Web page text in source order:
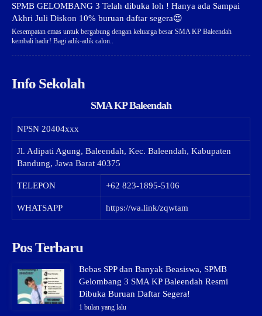
SPMB GELOMBANG 3 Telah dibuka loh ! Hanya ada Sampai
Akhri Juli Diskon 10% buruan daftar segera😍
Kesempatan emas untuk bergabung dengan keluarga besar SMA KP Baleendah
kembali hadir! Bagi adik-adik calon..
Info Sekolah
SMA KP Baleendah
NPSN 20404xxx
Jl. Adipati Agung, Baleendah, Kec. Baleendah, Kabupaten
Bandung, Jawa Barat 40375
TELEPON +62 823-1895-5106
WHATSAPP https://wa.link/zqwtam
Pos Terbaru
Bebas SPP dan Banyak Beasiswa, SPMB
Gelombang 3 SMA KP Baleendah Resmi
Dibuka Buruan Daftar Segera!
1 bulan yang lalu